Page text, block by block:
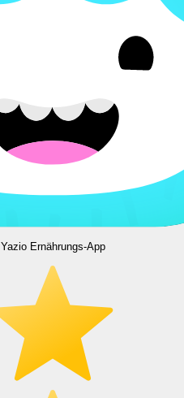
Yazio Ernährungs-App